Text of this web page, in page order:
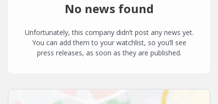
No news found
Unfortunately, this company didn’t post any news yet.
You can add them to your watchlist, so you’ll see
press releases, as soon as they are published.